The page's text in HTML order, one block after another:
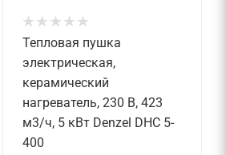
Тепловая пушка
электрическая,
керамический
нагреватель, 230 В, 423
м3/ч, 5 кВт Denzel DHC 5-
400